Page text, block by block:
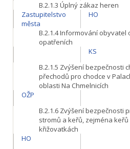
B.2.1.3 Úplný zákaz heren
Zastupitelstvo
města
HO
B.2.1.4Informování obyvatel
opatřeních
KS
B.2.1.5 Zvýšení bezpečnosti
přechodů pro chodce v
oblasti Na Chmelnicích
OŽP
B.2.1.6 Zvýšení bezpečnosti
stromů a keřů, zejména
křižovatkách
HO